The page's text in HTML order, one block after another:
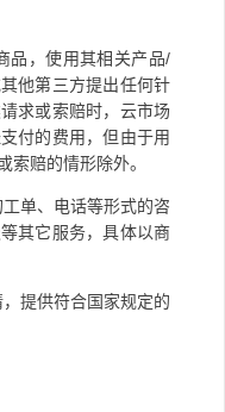
品，使用其相关产品/
他第三方提出任何针
求或索赔时，云市场
付的费用，但由于用
索赔的情形除外。
单、电话等形式的咨
其它服务，具体以商
提供符合国家规定的